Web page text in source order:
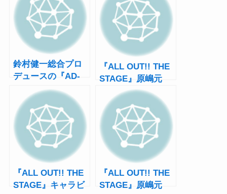
鈴村健一総合プロ
デュースの『AD-
LIVE』10周年！テ
ーマは「究極のア
ドリブ」特別公演
も開催
『ALL OUT!! THE
STAGE』原嶋元
久、伊万里有、佐
伯大地、松風雅也
らが演じるキャラ
が動き出す！新ス
ポット映像を公開
『ALL OUT!! THE
STAGE』キャラビ
『ALL OUT!! THE
STAGE』原嶋元